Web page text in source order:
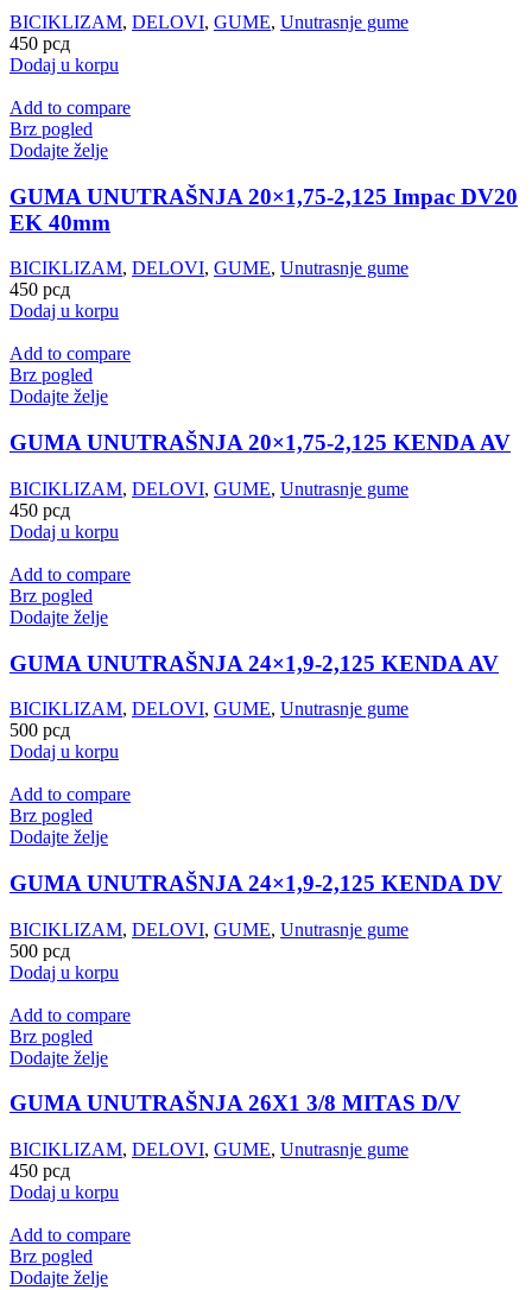
BICIKLIZAM, DELOVI, GUME, Unutrasnje gume
450 рсд
Dodaj u korpu
Add to compare
Brz pogled
Dodajte želje
GUMA UNUTRAŠNJA 20×1,75-2,125 Impac DV20
EK 40mm
BICIKLIZAM, DELOVI, GUME, Unutrasnje gume
450 рсд
Dodaj u korpu
Add to compare
Brz pogled
Dodajte želje
GUMA UNUTRAŠNJA 20×1,75-2,125 KENDA AV
BICIKLIZAM, DELOVI, GUME, Unutrasnje gume
450 рсд
Dodaj u korpu
Add to compare
Brz pogled
Dodajte želje
GUMA UNUTRAŠNJA 24×1,9-2,125 KENDA AV
BICIKLIZAM, DELOVI, GUME, Unutrasnje gume
500 рсд
Dodaj u korpu
Add to compare
Brz pogled
Dodajte želje
GUMA UNUTRAŠNJA 24×1,9-2,125 KENDA DV
BICIKLIZAM, DELOVI, GUME, Unutrasnje gume
500 рсд
Dodaj u korpu
Add to compare
Brz pogled
Dodajte želje
GUMA UNUTRAŠNJA 26X1 3/8 MITAS D/V
BICIKLIZAM, DELOVI, GUME, Unutrasnje gume
450 рсд
Dodaj u korpu
Add to compare
Brz pogled
Dodajte želje